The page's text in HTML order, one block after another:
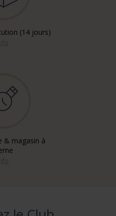
(14 jours)
& magasin à